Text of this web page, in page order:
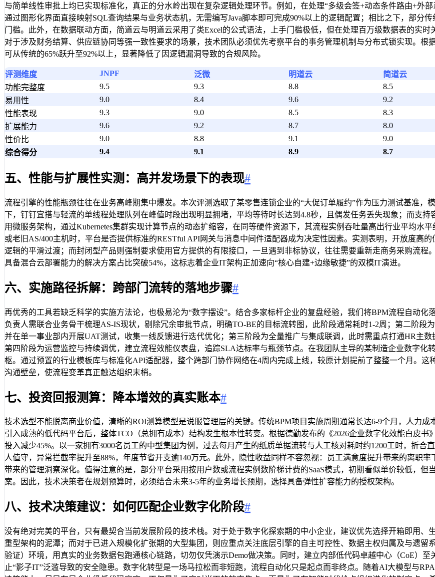
与简单线性审批上均已实现标准化，真正的分水岭出现在复杂逻辑处理环节。例如，在处理“多级会签+动态条件路由+外
通过图形化界面直接映射SQL查询结果与业务状态机，无需编写Java脚本即可完成90%以上的逻辑配置；相比之下，部分
门槛。此外，在数据联动方面，简道云与明道云采用了类Excel的公式语法，上手门槛极低，但在处理百万级数据表的实
对于涉及财务结算、供应链协同等强一致性要求的场景，技术团队必须优先考察平台的事务管理机制与分布式锁实现。
可从传统的65%跃升至92%以上，显著降低了因逻辑漏洞导致的合规风险。
评测维度 JNPF 泛微 明道云 简道云
功能完整度
9.5 9.3 8.8 8.5
易用性
9.0 8.4 9.6 9.2
性能表现
9.3 9.0 8.5 8.3
扩展能力
9.6 9.2 8.7 8.0
性价比
9.0 8.8 9.1 9.0
综合得分
9.4 9.1 8.9 8.7
五、性能与扩展性实测：高并发场景下的表现#
流程引擎的性能瓶颈往往在业务高峰期集中爆发。本次评测选取了某零售连锁企业的“大促订单履约”作为压力测试基准，
下，钉钉宜搭与轻流的单线程处理队列在峰值时段出现明显拥堵，平均等待时长达到4.8秒，且偶发任务丢失现象；而支
用微服务架构，通过Kubernetes集群实现计算节点的动态扩缩容，在同等硬件资源下，其流程实例吞吐量高出行业平均水
或老旧AS/400主机时，平台是否提供标准的RESTful API网关与消息中间件适配器成为决定性因素。实测表明，开放度高
逻辑的平滑过渡；而封闭型产品则强制要求使用官方提供的有限接口，一旦遇到非标协议，往往需要重新走商务采购流程
具备混合云部署能力的解决方案占比突破54%，这标志着企业IT架构正加速向“核心自建+边缘敏捷”的双模IT演进。
六、实施路径拆解：跨部门流转的落地步骤#
再优秀的工具若缺乏科学的实施方法论，也极易沦为“数字摆设”。结合多家标杆企业的复盘经验，我们将BPM流程自动
负责人需联合业务骨干梳理AS-IS现状，剔除冗余审批节点，明确TO-BE的目标流转图，此阶段通常耗时1-2周；第二阶段
并在单一事业部内开展UAT测试，收集一线反馈进行迭代优化；第三阶段为全量推广与集成联调，此时需重点打通HR主
第四阶段为运营监控与持续调优，建立流程效能仪表盘，追踪SLA达标率与瓶颈节点。在我团队主导的某制造企业数字化
枢。通过预置的行业模板库与标准化API适配器，整个跨部门协作网络在4周内完成上线，较原计划提前了整整一个月。
沟通壁垒，使流程变革真正触达组织末梢。
七、投资回报测算：降本增效的真实账本#
技术选型不能脱离商业价值，清晰的ROI测算模型是说服管理层的关键。传统BPM项目实施周期通常长达6-9个月，人力
引入成熟的低代码平台后，整体TCO（总拥有成本）结构发生根本性转变。根据德勤发布的《2026企业数字化效能白皮
投入减少45%。以一家拥有3000名员工的中型集团为例，过去每月产生的纸质单据流转与人工核对耗时约1200工时，折合
人值守，异常拦截率提升至88%，年度节省开支逾140万元。此外，隐性收益同样不容忽视：员工满意度提升带来的离职
带来的管理洞察深化。值得注意的是，部分平台采用按用户数或流程实例数阶梯计费的SaaS模式，初期看似单价较低，
案。因此，技术决策者在规划预算时，必须结合未来3-5年的业务增长预期，选择具备弹性扩容能力的授权架构。
八、技术决策建议：如何匹配企业数字化阶段#
没有绝对完美的平台，只有最契合当前发展阶段的技术栈。对于处于数字化探索期的中小企业，建议优先选择开箱即用、
重型架构的泥潭；而对于已进入规模化扩张期的大型集团，则应重点关注底层引擎的自主可控性、数据主权归属及与遗留
验证）环境，用真实的业务数据包跑通核心链路，切勿仅凭演示Demo做决策。同时，建立内部低代码卓越中心（CoE）
止“影子IT”泛滥导致的安全隐患。数字化转型是一场马拉松而非短跑，流程自动化只是起点而非终点。随着AI大模型与